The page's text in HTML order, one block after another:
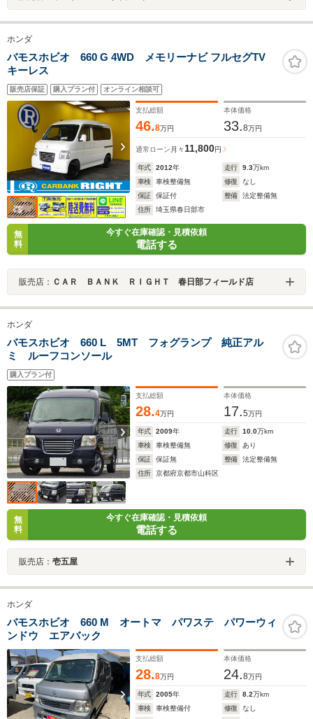
ホンダ
バモスホビオ 660 G 4WD メモリーナビ フルセグTV
キーレス
販売店保証 購入プラン付 オンライン相談可
支払総額
46.8万円
本体価格
33.8万円
通常ローン 月々11,800円
年式 2012年 走行 9.3万km
車検
車検整備無 修復
なし
保証
保証付 整備
法定整備無
住所
埼玉県春日部市
無
料
今すぐ在庫確認・見積依頼
電話する
販売店： ＣＡＲ ＢＡＮＫ ＲＩＧＨＴ 春日部フィールド店
ホンダ
バモスホビオ 660 L 5MT フォグランプ 純正アル
ミ ルーフコンソール
購入プラン付
支払総額
28.4万円
本体価格
17.5万円
年式 2009年 走行 10.0万km
車検
車検整備無 修復
あり
保証
保証無 整備
法定整備無
住所
京都府京都市山科区
無
料
今すぐ在庫確認・見積依頼
電話する
販売店： 壱五屋
ホンダ
バモスホビオ 660 M オートマ パワステ パワーウィ
ンドウ エアバック
支払総額
28.8万円
本体価格
24.8万円
年式 2005年 走行 8.2万km
車検
車検整備付 修復
なし